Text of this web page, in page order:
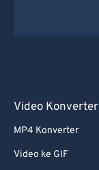
Video Konverter
MP4 Konverter
Video ke GIF